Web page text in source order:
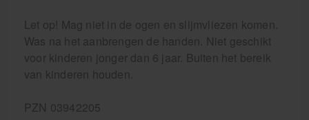
Let op! Mag niet in de ogen en slijmvliezen komen.
Was na het aanbrengen de handen. Niet geschikt
voor kinderen jonger dan 6 jaar. Buiten het bereik
van kinderen houden.
PZN 03942205